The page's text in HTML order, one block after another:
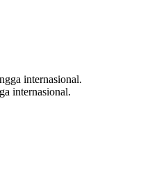
internasional.